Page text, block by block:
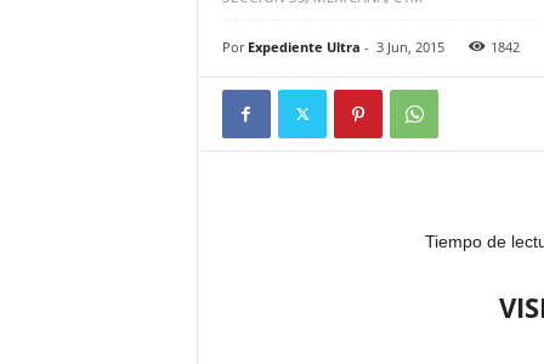
Por Expediente Ultra - 3 Jun, 2015 1842
Tiempo de